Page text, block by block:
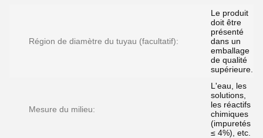
Région de diamètre du tuyau (facultatif):
Le produit
doit être
présenté
dans un
emballage
de qualité
supérieure.
Mesure du milieu:
L'eau, les
solutions,
les réactifs
chimiques
(impuretés
≤ 4%), etc.